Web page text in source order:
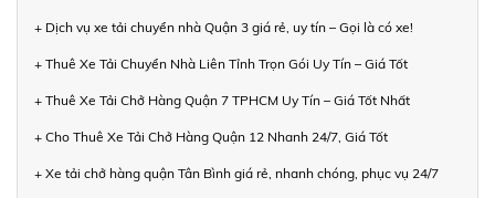
+ Dịch vụ xe tải chuyển nhà Quận 3 giá rẻ, uy tín – Gọi là có xe!
+ Thuê Xe Tải Chuyển Nhà Liên Tỉnh Trọn Gói Uy Tín – Giá Tốt
+ Thuê Xe Tải Chở Hàng Quận 7 TPHCM Uy Tín – Giá Tốt Nhất
+ Cho Thuê Xe Tải Chở Hàng Quận 12 Nhanh 24/7, Giá Tốt
+ Xe tải chở hàng quận Tân Bình giá rẻ, nhanh chóng, phục vụ 24/7